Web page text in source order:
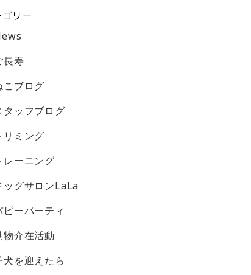
リー
長寿
こブログ
タッフブログ
リミング
レーニング
ッグサロンLaLa
ピーパーティ
物介在活動
犬を迎えたら